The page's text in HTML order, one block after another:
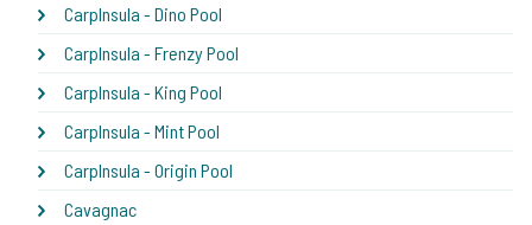
CarpInsula - Dino Pool
CarpInsula - Frenzy Pool
CarpInsula - King Pool
CarpInsula - Mint Pool
CarpInsula - Origin Pool
Cavagnac